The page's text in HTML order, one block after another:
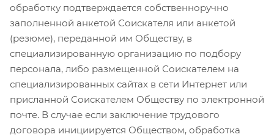
обработку подтверждается собственноручно
заполненной анкетой Соискателя или анкетой
(резюме), переданной им Обществу, в
специализированную организацию по подбору
персонала, либо размещенной Соискателем на
специализированных сайтах в сети Интернет или
присланной Соискателем Обществу по электронной
почте. В случае если заключение трудового
договора инициируется Обществом, обработка